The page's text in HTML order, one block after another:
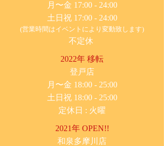
月〜金 17:00 - 24:00
土日祝 17:00 - 24:00
(営業時間はイベントにより変動致します)
不定休
2022年 移転
​登戸店
月〜金 18:00 - 25:00
土日祝 18:00 - 25:00
​定休日 : 火曜
2021年 OPEN!!
​和泉多摩川店